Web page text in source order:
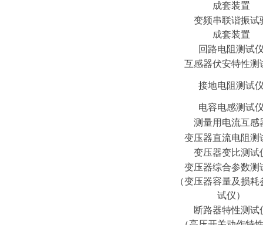
成套装置
变频串联谐振试
成套装置
回路电阻测试
互感器伏安特性测
接地电阻测试
电容电感测试
测量用电流互感
变压器直流电阻测
变压器变比测试
变压器综合参数测
（变压器容量及损耗
试仪）
断路器特性测试